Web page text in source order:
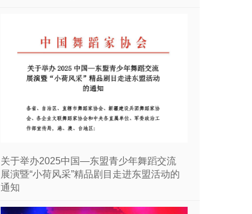
关于举办2025中国—东盟青少年舞蹈交流
展演暨“小荷风采”精品剧目走进东盟活动的
通知